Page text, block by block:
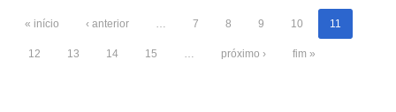
« início ‹ anterior … 7 8 9 10 11
12 13 14 15 … próximo › fim »